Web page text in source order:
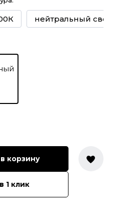
нейтральный свет
корзину
1 клик